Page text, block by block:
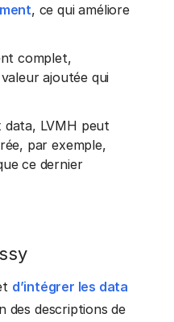
, ce qui améliore
complet,
ajoutée qui
data, LVMH peut
par exemple,
ce dernier
d’intégrer les data
des descriptions de